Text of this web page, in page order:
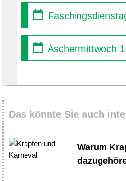
Aschermittwoch
Das könnte Sie auch
Warum